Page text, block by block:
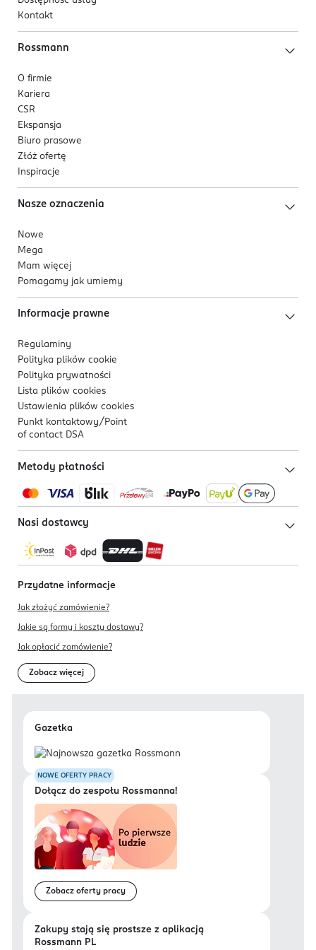
Kontakt
Rossmann
O firmie
Kariera
CSR
Ekspansja
Biuro prasowe
Złóż ofertę
Inspiracje
Nasze oznaczenia
Nowe
Mega
Mam więcej
Pomagamy jak umiemy
Informacje prawne
Regulaminy
Polityka plików cookie
Polityka prywatności
Lista plików cookies
Ustawienia plików cookies
Punkt kontaktowy/ Point
of contact DSA
Metody płatności
Nasi dostawcy
Przydatne informacje
Jak złożyć zamówienie?
Jakie są formy i koszty dostawy?
Jak opłacić zamówienie?
Zobacz więcej
Gazetka
NOWE OFERTY PRACY
Dołącz do zespołu Rossmanna!
Zobacz oferty pracy
Zakupy stają się prostsze z aplikacją
Rossmann PL